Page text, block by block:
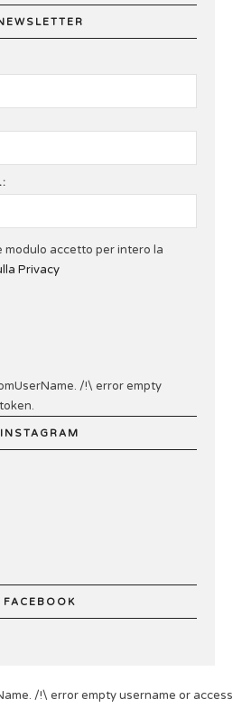
modulo accetto per intero la
Privacy
/!\ error empty
INSTAGRAM
FACEBOOK
/!\ error empty username or access